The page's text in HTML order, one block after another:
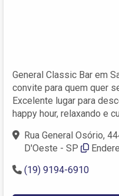
General Classic Bar em
convite para quem quer
Excelente lugar para
happy hour, relaxando e
Rua General Osório,
D'Oeste - SP
(19) 9194-6910